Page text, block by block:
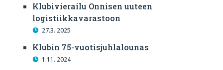
Klubivierailu Onnisen uuteen
logistiikkavarastoon
27.3. 2025
Klubin 75-vuotisjuhlalounas
1.11. 2024